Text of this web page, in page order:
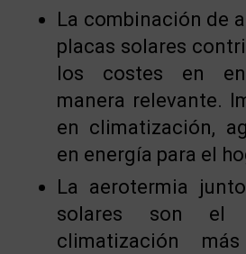
La combinación de
placas solares
los costes en
manera relevante.
en climatización,
en energía para el
La aerotermia
solares son el
climatización